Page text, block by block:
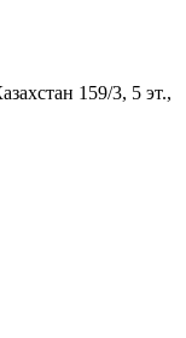
159/3, 5 эт.,